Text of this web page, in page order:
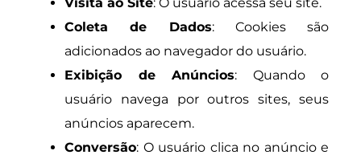
Visita ao Site: O usuário acessa seu site.
Coleta de Dados: Cookies são
adicionados ao navegador do usuário.
Exibição de Anúncios: Quando o
usuário navega por outros sites, seus
anúncios aparecem.
Conversão: O usuário clica no anúncio e